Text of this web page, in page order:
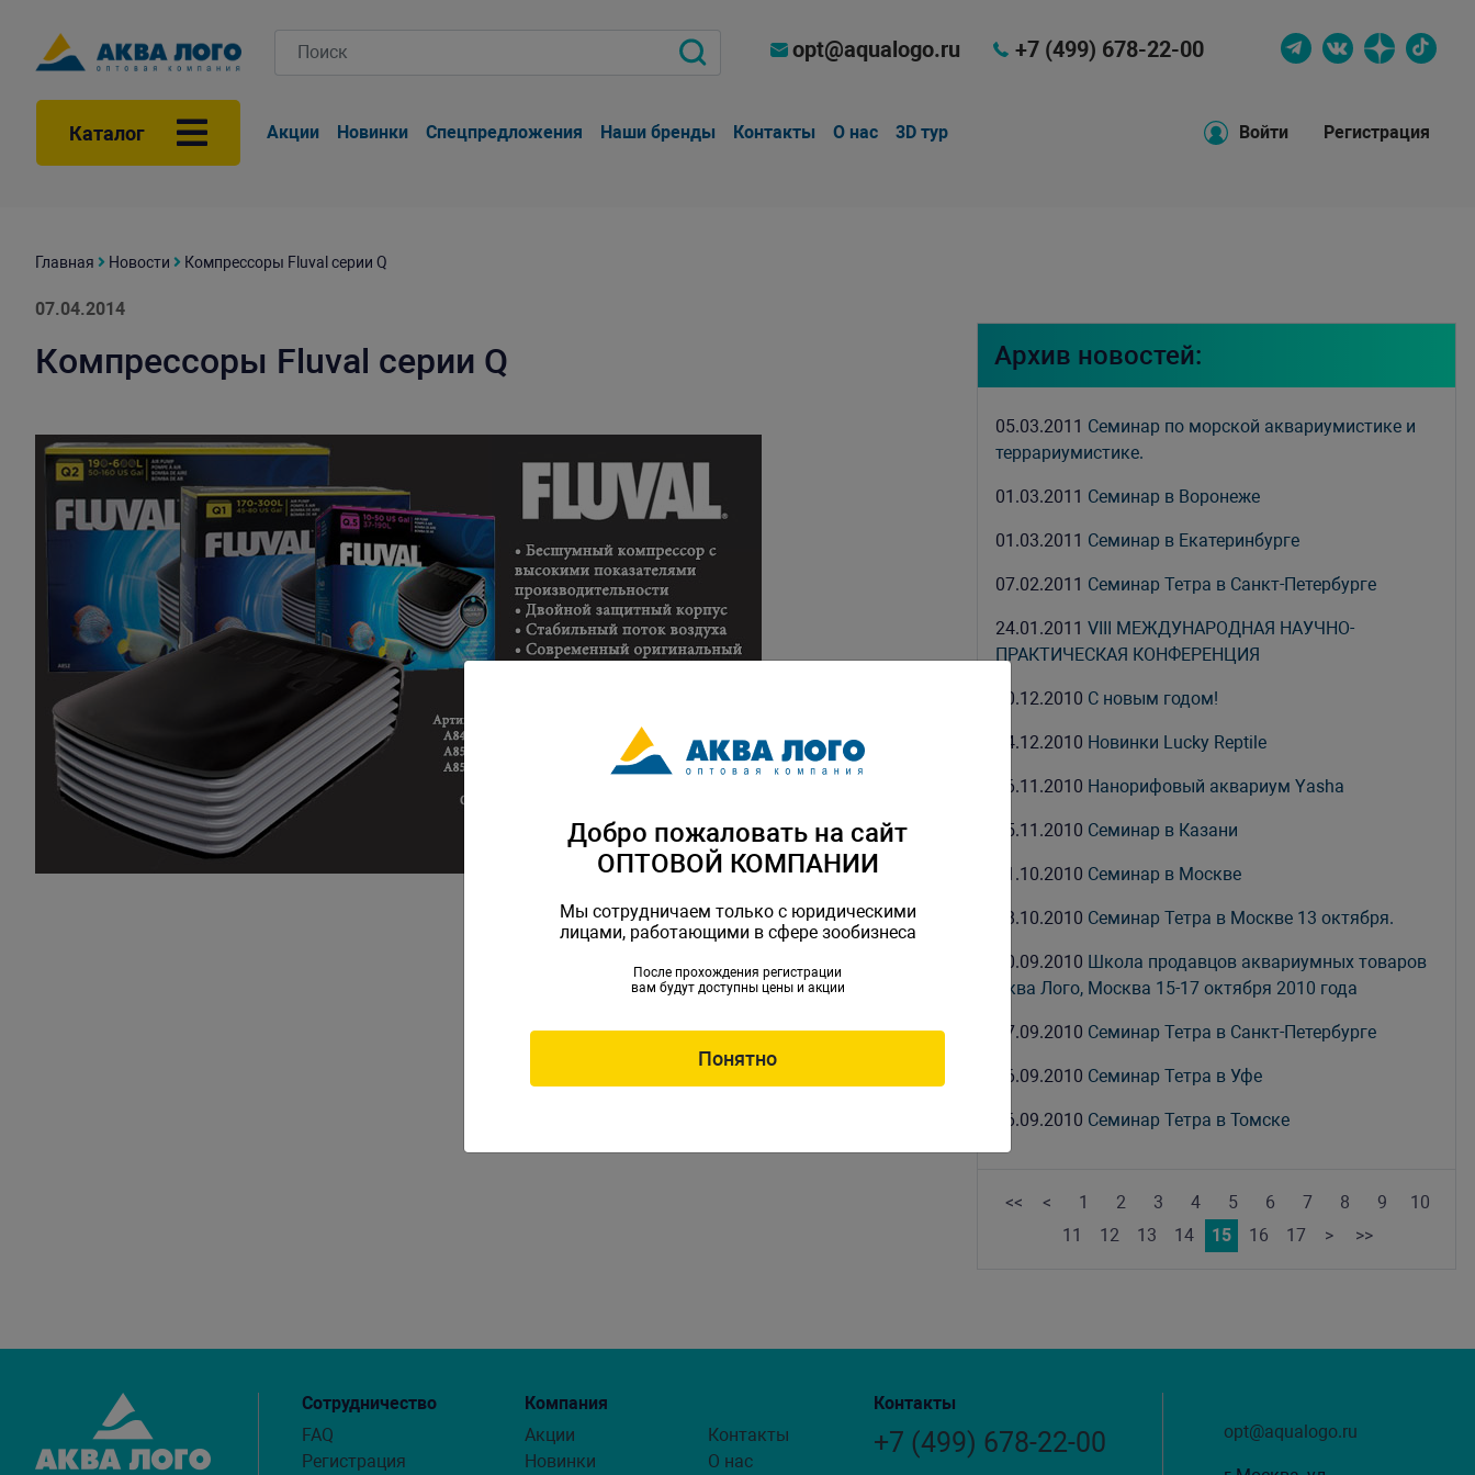
opt@aqualogo.ru +7 (499) 678-22-00
Каталог Акции Новинки Спецпредложения Наши бренды Контакты О нас 3D тур Войти Регистрация
Главная Новости Компрессоры Fluval серии Q
07.04.2014
Компрессоры Fluval серии Q Архив новостей:
05.03.2011 Семинар по морской аквариумистике и
террариумистике.
01.03.2011 Семинар в Воронеже
01.03.2011 Семинар в Екатеринбурге
07.02.2011 Семинар Тетра в Санкт-Петербурге
24.01.2011VIII МЕЖДУНАРОДНАЯ НАУЧНО-
ПРАКТИЧЕСКАЯ КОНФЕРЕНЦИЯ
30.12.2010 С новым годом!
14.12.2010 Новинки Lucky Reptile
26.11.2010 Нанорифовый аквариум Yasha
15.11.2010 Семинар в Казани
21.10.2010 Семинар в Москве
08.10.2010 Семинар Тетра в Москве 13 октября.
10.09.2010 Школа продавцов аквариумных товаров
Аква Лого, Москва 15-17 октября 2010 года
07.09.2010 Семинар Тетра в Санкт-Петербурге
06.09.2010 Семинар Тетра в Уфе
06.09.2010 Семинар Тетра в Томске
<< < 1 2 3 4 5 6 7 8 9
10
11
12 13 14 15 16 17 > >>
Сотрудничество
FAQ
Регистрация
Компания
Акции
Новинки
Контакты
О нас
Контакты
+7 (499) 678-22-00 opt@aqualogo.ru
Добро пожаловать на сайт
ОПТОВОЙ КОМПАНИИ
Мы сотрудничаем только с юридическими
лицами, работающими в сфере зообизнеса
После прохождения регистрации
вам будут доступны цены и акции
Понятно